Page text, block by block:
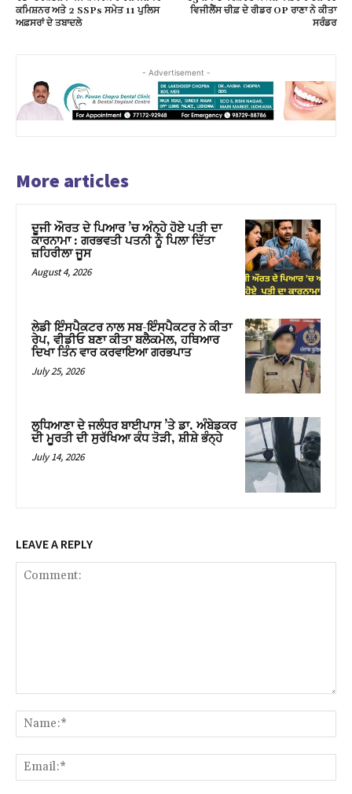
ਕ‍ਮਿਸ਼ਨਰ ਅਤੇ 2 SSPs ਸਮੇਤ 11 ਪੁਲਿਸ
ਅਫ਼ਸਰਾਂ ਦੇ ਤਬਾਦਲੇ
ਵਿਜੀਲੈਂਸ ਚੀਫ਼ ਦੇ ਰੀਡਰ OP ਰਾਣਾ ਨੇ ਕੀਤਾ
ਸਰੰਡਰ
- Advertisement -
More articles
ਦੂਜੀ ਔਰਤ ਦੇ ਪਿਆਰ ’ਚ ਅੰਨ੍ਹੇ ਹੋਏ ਪਤੀ ਦਾ
ਕਾਰਨਾਮਾ : ਗਰਭਵਤੀ ਪਤਨੀ ਨੂੰ ਪਿਲਾ ਦਿੱਤਾ
ਜ਼ਹਿਰੀਲਾ ਜੂਸ
August 4, 2026
ਲੇਡੀ ਇੰਸਪੈਕਟਰ ਨਾਲ ਸਬ-ਇੰਸਪੈਕਟਰ ਨੇ ਕੀਤਾ
ਰੇਪ, ਵੀਡੀਓ ਬਣਾ ਕੀਤਾ ਬਲੈਕਮੇਲ, ਹਥਿਆਰ
ਦਿਖਾ ਤਿੰਨ ਵਾਰ ਕਰਵਾਇਆ ਗਰਭਪਾਤ
July 25, 2026
ਲੁਧਿਆਣਾ ਦੇ ਜਲੰਧਰ ਬਾਈਪਾਸ ’ਤੇ ਡਾ. ਅੰਬੇਡਕਰ
ਦੀ ਮੂਰਤੀ ਦੀ ਸੁਰੱਖਿਆ ਕੰਧ ਤੋੜੀ, ਸ਼ੀਸ਼ੇ ਭੰਨ੍ਹੇ
July 14, 2026
LEAVE A REPLY